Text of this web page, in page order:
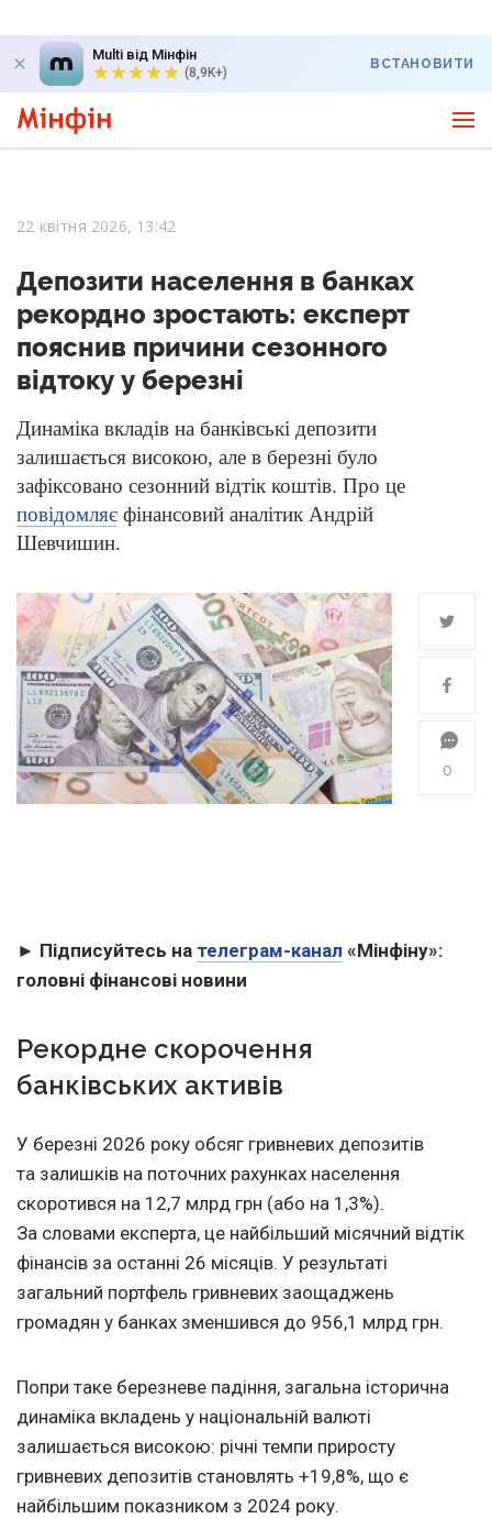
Multi від Мінфін
(8,9K+)
ВСТАНОВИТИ
22 квітня 2026, 13:42
Депозити населення в банках
рекордно зростають: експерт
пояснив причини сезонного
відтоку у березні
Динаміка вкладів на банківські депозити
залишається високою, але в березні було
зафіксовано сезонний відтік коштів. Про це
повідомляє фінансовий аналітик Андрій
Шевчишин.
0
► Підписуйтесь на телеграм-канал «Мінфіну»:
головні фінансові новини
Рекордне скорочення
банківських активів
У березні 2026 року обсяг гривневих депозитів
та залишків на поточних рахунках населення
скоротився на 12,7 млрд грн (або на 1,3%).
За словами експерта, це найбільший місячний відтік
фінансів за останні 26 місяців. У результаті
загальний портфель гривневих заощаджень
громадян у банках зменшився до 956,1 млрд грн.
Попри таке березневе падіння, загальна історична
динаміка вкладень у національній валюті
залишається високою: річні темпи приросту
гривневих депозитів становлять +19,8%, що є
найбільшим показником з 2024 року.